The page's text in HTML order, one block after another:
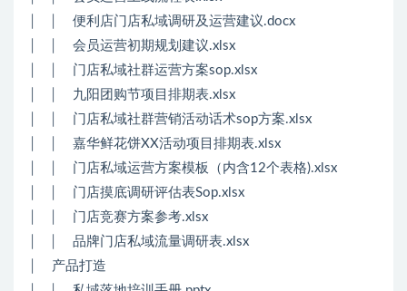
│ │ 便利店门店私域调研及运营建议.docx
│ │ 会员运营初期规划建议.xlsx
│ │ 门店私域社群运营方案sop.xlsx
│ │ 九阳团购节项目排期表.xlsx
│ │ 门店私域社群营销活动话术sop方案.xlsx
│ │ 嘉华鲜花饼XX活动项目排期表.xlsx
│ │ 门店私域运营方案模板（内含12个表格).xlsx
│ │ 门店摸底调研评估表Sop.xlsx
│ │ 门店竞赛方案参考.xlsx
│ │ 品牌门店私域流量调研表.xlsx
│ 产品打造